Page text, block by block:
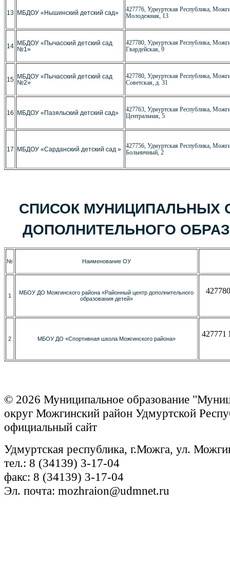
13 МБДОУ «Нышинский детский сад»
427776, Удмуртская Республика,
Молодежная, 13
14
МБДОУ «Пычасский детский сад
№1»
427780, Удмуртская Республика,
Гвардейская, 9
15
МБДОУ «Пычасский детский сад
№2»
427780, Удмуртская Республика,
Советская, д. 31
16 МБДОУ «Пазяльский детский сад»
427763, Удмуртская Республика,
Центральная, 5
17 МБДОУ «Сарданский детский сад »
427756, Удмуртская Республика,
Больничный, 2
СПИСОК МУНИЦИПАЛЬНЫХ
ДОПОЛНИТЕЛЬНОГО
№ Наименование ОУ
1
МБОУ ДО Можгинского района «Районный центр дополнительного
образования детей»
2 МБОУ ДО «Спортивная школа Можгинского района»
© 2026 Муниципальное образование
округ Можгинский район Удмуртской
официальный сайт
Удмуртская республика, г.Можга, ул.
тел.: 8 (34139) 3-17-04
факс: 8 (34139) 3-17-04
Эл. почта: mozhraion@udmnet.ru